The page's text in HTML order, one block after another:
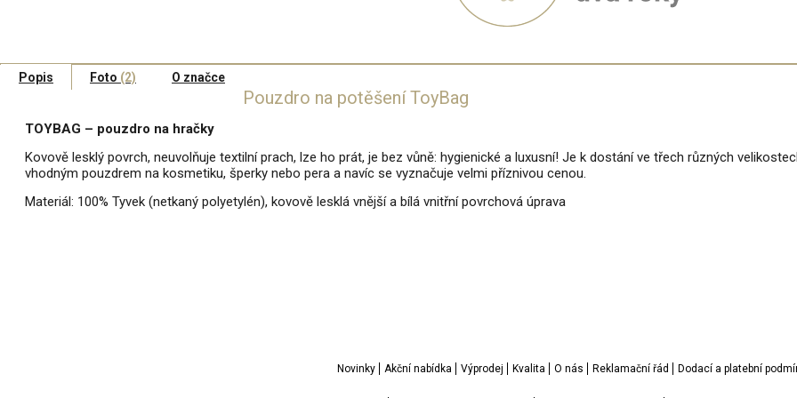
Popis Foto (2) O značce
Pouzdro na potěšení ToyBag
TOYBAG – pouzdro na hračky
Kovově lesklý povrch, neuvolňuje textilní prach, lze ho prát, je bez vůně: hygienické a luxusní! Je k dostání ve třech různých
vhodným pouzdrem na kosmetiku, šperky nebo pera a navíc se vyznačuje velmi příznivou cenou.
Materiál: 100% Tyvek (netkaný polyetylén), kovově lesklá vnější a bílá vnitřní povrchová úprava
Novinky Akční nabídka Výprodej Kvalita O nás Reklamační řád Dodací a platební